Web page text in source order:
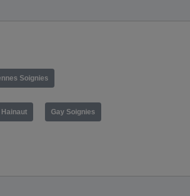
Soignies
Hainaut Gay Soignies